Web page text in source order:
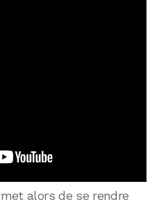
alors de se rendre